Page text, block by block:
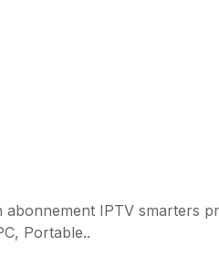
IPTV smarters
Portable..